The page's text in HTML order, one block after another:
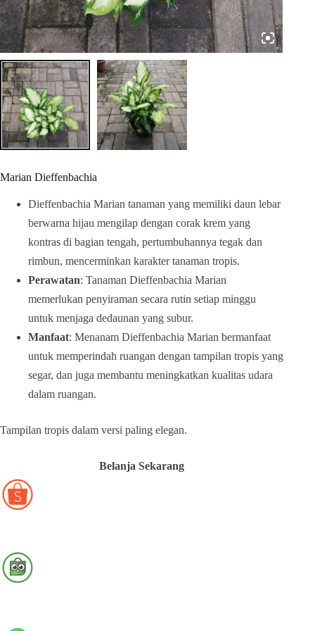
Marian Dieffenbachia
Dieffenbachia Marian tanaman yang memiliki daun lebar
berwarna hijau mengilap dengan corak krem yang
kontras di bagian tengah, pertumbuhannya tegak dan
rimbun, mencerminkan karakter tanaman tropis.
Perawatan: Tanaman Dieffenbachia Marian
memerlukan penyiraman secara rutin setiap minggu
untuk menjaga dedaunan yang subur.
Manfaat: Menanam Dieffenbachia Marian bermanfaat
untuk memperindah ruangan dengan tampilan tropis yang
segar, dan juga membantu meningkatkan kualitas udara
dalam ruangan.
Tampilan tropis dalam versi paling elegan.
Belanja Sekarang